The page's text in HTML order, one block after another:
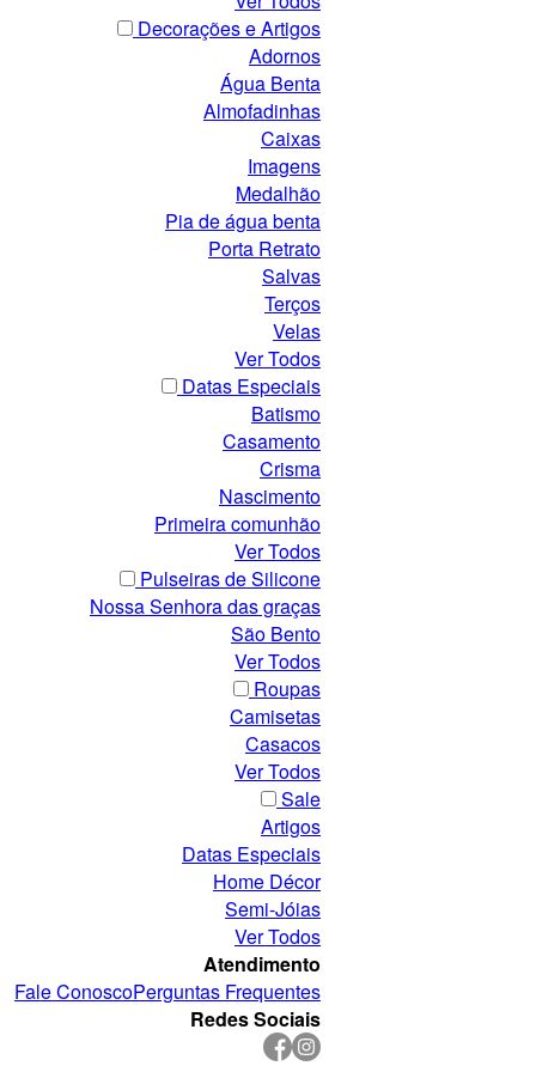
Decorações e Artigos
Adornos
Água Benta
Almofadinhas
Caixas
Imagens
Medalhão
Pia de água benta
Porta Retrato
Salvas
Terços
Velas
Ver Todos
Datas Especiais
Batismo
Casamento
Crisma
Nascimento
Primeira comunhão
Ver Todos
Pulseiras de Silicone
Nossa Senhora das graças
São Bento
Ver Todos
Roupas
Camisetas
Casacos
Ver Todos
Sale
Artigos
Datas Especiais
Home Décor
Semi-Jóias
Ver Todos
Atendimento
Fale ConoscoPerguntas Frequentes
Redes Sociais